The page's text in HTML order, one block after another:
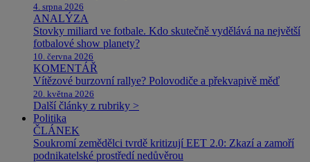
4. srpna 2026
ANALÝZA
Stovky miliard ve fotbale. Kdo skutečně vydělává na největší
fotbalové show planety?
10. června 2026
KOMENTÁŘ
Vítězové burzovní rallye? Polovodiče a překvapivě měď
20. května 2026
Další články z rubriky >
Politika
ČLÁNEK
Soukromí zemědělci tvrdě kritizují EET 2.0: Zkazí a zamoří
podnikatelské prostředí nedůvěrou